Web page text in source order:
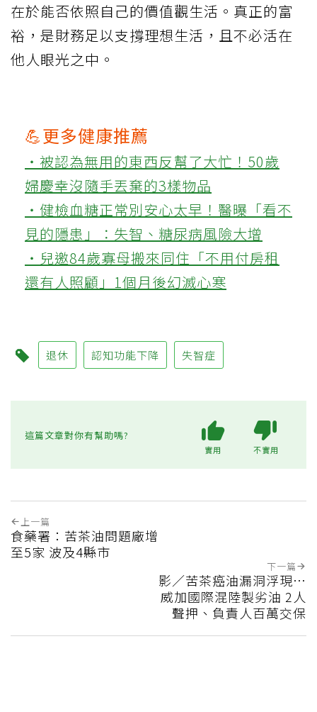
在於能否依照自己的價值觀生活。真正的富
裕，是財務足以支撐理想生活，且不必活在
他人眼光之中。
💪更多健康推薦
‧被認為無用的東西反幫了大忙！50歲
婦慶幸沒隨手丟棄的3樣物品
‧健檢血糖正常別安心太早！醫曝「看不
見的隱患」：失智、糖尿病風險大增
‧兒邀84歲寡母搬來同住「不用付房租
還有人照顧」1個月後幻滅心寒
退休 認知功能下降 失智症
這篇文章對你有幫助嗎?
實用 不實用
上一篇
食藥署：苦茶油問題廠增
至5家 波及4縣市
下一篇
影／苦茶癌油漏洞浮現…
威加國際混陸製劣油 2人
聲押、負責人百萬交保